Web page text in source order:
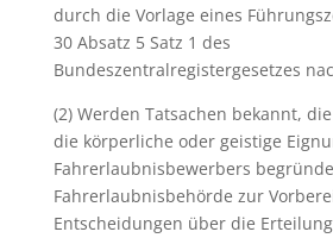
durch die Vorlage eines
30 Absatz 5 Satz 1 des
Bundeszentralregistergesetzes
(2) Werden Tatsachen bekannt,
die körperliche oder geistige
Fahrerlaubnisbewerbers
Fahrerlaubnisbehörde zur
Entscheidungen über die